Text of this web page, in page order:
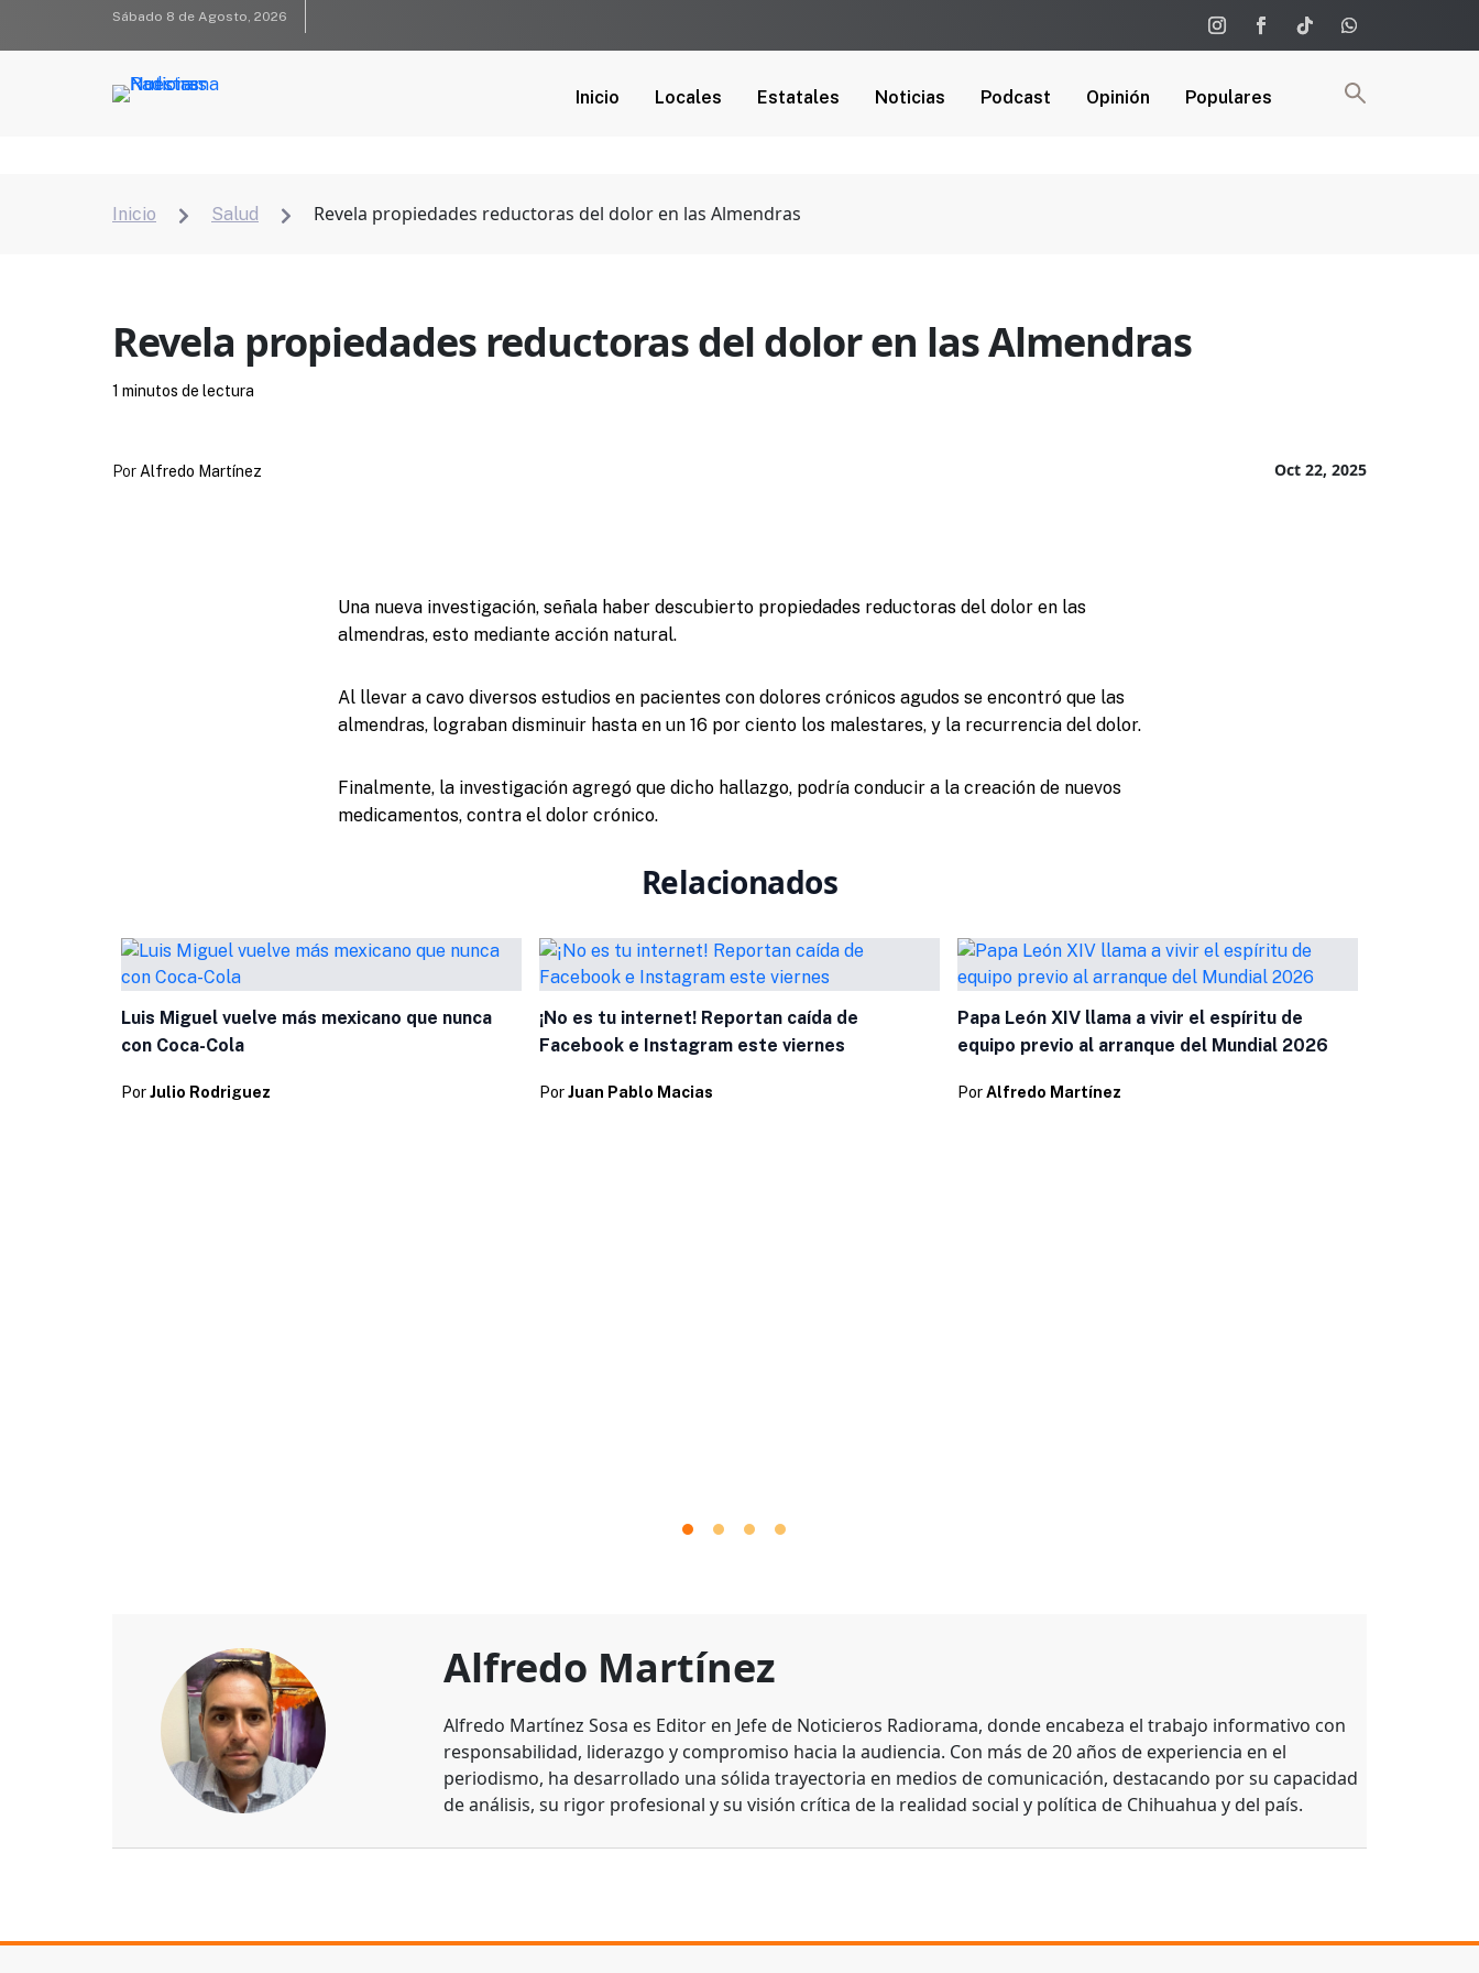
Sábado 8 de Agosto, 2026
Inicio Locales Estatales Noticias Podcast Opinión Populares
Inicio  Salud  Revela propiedades reductoras del dolor en las Almendras
Revela propiedades reductoras del dolor en las Almendras
Oct 22, 2025
Por Alfredo Martínez
1 minutos de lectura
Una nueva investigación, señala haber descubierto propiedades reductoras del dolor en las
almendras, esto mediante acción natural.
​Al llevar a cavo diversos estudios en pacientes con dolores crónicos agudos se encontró que las
almendras, lograban disminuir hasta en un 16 por ciento los malestares, y la recurrencia del dolor.
​Finalmente, la investigación agregó que dicho hallazgo, podría conducir a la creación de nuevos
medicamentos, contra el dolor crónico.
Relacionados
Luis Miguel vuelve más mexicano que nunca
con Coca-Cola
PorJulio Rodriguez
¡No es tu internet! Reportan caída de
Facebook e Instagram este viernes
PorJuan Pablo Macias
Papa León XIV llama a vivir el espíritu de
equipo previo al arranque del Mundial 2026
PorAlfredo Martínez
Alfredo Martínez
Alfredo Martínez Sosa es Editor en Jefe de Noticieros Radiorama, donde encabeza el trabajo informativo con
responsabilidad, liderazgo y compromiso hacia la audiencia. Con más de 20 años de experiencia en el
periodismo, ha desarrollado una sólida trayectoria en medios de comunicación, destacando por su capacidad
de análisis, su rigor profesional y su visión crítica de la realidad social y política de Chihuahua y del país.